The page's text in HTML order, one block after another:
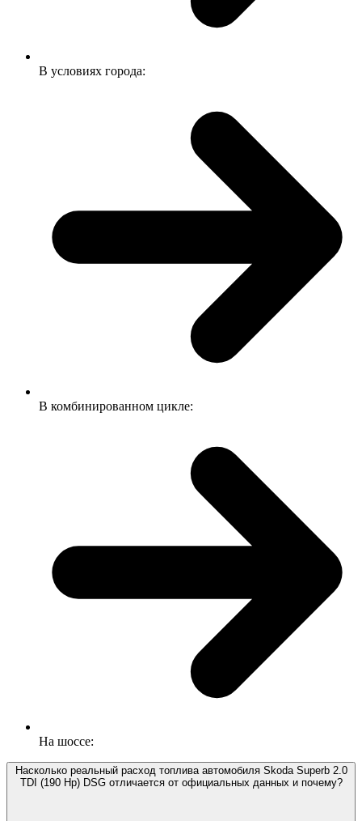
В условиях города:
В комбинированном цикле:
На шоссе:
Насколько реальный расход топлива автомобиля Skoda Superb 2.0
TDI (190 Hp) DSG отличается от официальных данных и почему?